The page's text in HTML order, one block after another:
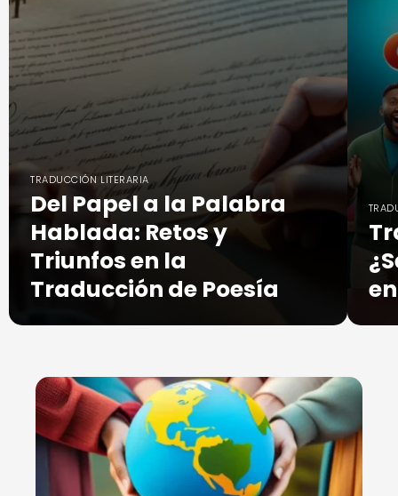
TRADUCCIÓN LITERARIA
Del Papel a la Palabra
Hablada: Retos y
Triunfos en la
Traducción de Poesía